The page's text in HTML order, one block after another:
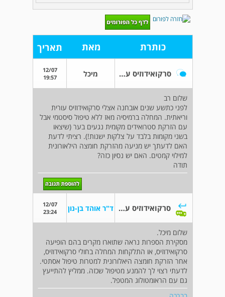
כותרת מאת תאריך
סרקואידוזיס עורי והזרקת חומצה הילאורונית מיכל
12/07
19:57
שלום רב
לפני כתשע שנים אובחנה אצלי סרקואידוזיס עורית
וריאתית. המחלה ברמיסיה מאז ללא טיפול סיסטמי אבל
עם הזרקת סטרואידים מקומית נגעים בער (שיצאו
בשני מקומות בלבד על צלקות ישנות!). רציתי לדעת
האם לדעתך יש מניעה מהזרקת חומצה הילאורונית
למילוי קמטים. האם יש נסיון כזה?
תודה
סרקואידוזיס עורי והזרקת חומצה הילאורונית ד"ר אוהד בן-נון
12/07
23:24
שלום מיכל.
מסקירת הספרות נראה שתוארו מקרים בהם הופיעה
סרקואידוזיס, או התלקחות המחלה בחולי סרקואידוזיס,
אחר הזרקת חומצה היאלורונית למטרות טיפול אסתטי.
לדעתי רצוי לך להמנע מטיפול שכזה. ממליץ להתייעץ
גם עם הראומטולוג המטפל.